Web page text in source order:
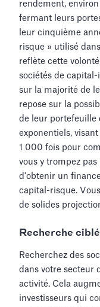
rendement,
fermant leurs
leur cinquième
risque » utilisé
reflète cette
sociétés de
sur la majorité de
repose sur la
de leur portefeuille
exponentiels,
1 000 fois pour
vous y trompez
d'obtenir un
capital-risque.
de solides
Recherche
Recherchez des
dans votre secteur
activité. Cela
investisseurs qui